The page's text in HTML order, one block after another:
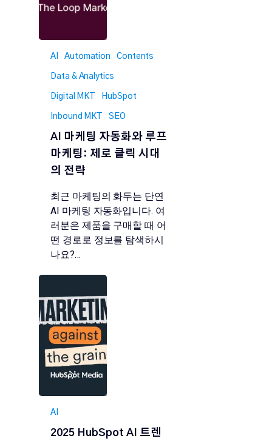
AI Automation Contents
Data & Analytics
Digital MKT HubSpot
Inbound MKT SEO
AI 마케팅 자동화와 루프
마케팅: 제로 클릭 시대
의 전략
최근 마케팅의 화두는 단연
AI 마케팅 자동화입니다. 여
러분은 제품을 구매할 때 어
떤 경로로 정보를 탐색하시
나요?…
AI
2025 HubSpot AI 트렌